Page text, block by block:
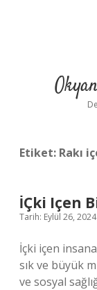
Etiket: Rakı
İÇki Içen
Tarih: Eylül 26, 2024
İçki içen
sık ve büyük
ve sosyal